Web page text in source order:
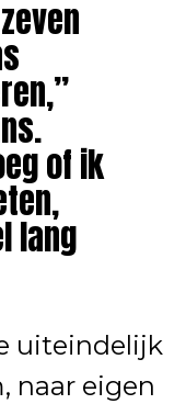
of ik
lang
uiteindelijk
naar eigen